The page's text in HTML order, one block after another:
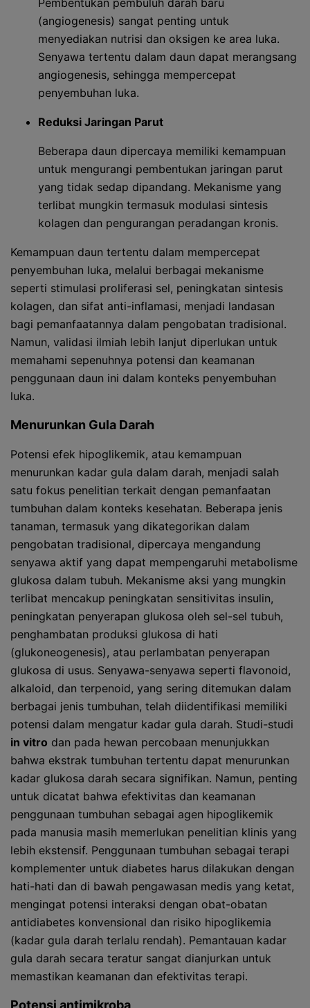
Pembentukan pembuluh darah baru
(angiogenesis) sangat penting untuk
menyediakan nutrisi dan oksigen ke area luka.
Senyawa tertentu dalam daun dapat merangsang
angiogenesis, sehingga mempercepat
penyembuhan luka.
Reduksi Jaringan Parut
Beberapa daun dipercaya memiliki kemampuan
untuk mengurangi pembentukan jaringan parut
yang tidak sedap dipandang. Mekanisme yang
terlibat mungkin termasuk modulasi sintesis
kolagen dan pengurangan peradangan kronis.
Kemampuan daun tertentu dalam mempercepat
penyembuhan luka, melalui berbagai mekanisme
seperti stimulasi proliferasi sel, peningkatan sintesis
kolagen, dan sifat anti-inflamasi, menjadi landasan
bagi pemanfaatannya dalam pengobatan tradisional.
Namun, validasi ilmiah lebih lanjut diperlukan untuk
memahami sepenuhnya potensi dan keamanan
penggunaan daun ini dalam konteks penyembuhan
luka.
Menurunkan Gula Darah
Potensi efek hipoglikemik, atau kemampuan
menurunkan kadar gula dalam darah, menjadi salah
satu fokus penelitian terkait dengan pemanfaatan
tumbuhan dalam konteks kesehatan. Beberapa jenis
tanaman, termasuk yang dikategorikan dalam
pengobatan tradisional, dipercaya mengandung
senyawa aktif yang dapat mempengaruhi metabolisme
glukosa dalam tubuh. Mekanisme aksi yang mungkin
terlibat mencakup peningkatan sensitivitas insulin,
peningkatan penyerapan glukosa oleh sel-sel tubuh,
penghambatan produksi glukosa di hati
(glukoneogenesis), atau perlambatan penyerapan
glukosa di usus. Senyawa-senyawa seperti flavonoid,
alkaloid, dan terpenoid, yang sering ditemukan dalam
berbagai jenis tumbuhan, telah diidentifikasi memiliki
potensi dalam mengatur kadar gula darah. Studi-studi
in vitro dan pada hewan percobaan menunjukkan
bahwa ekstrak tumbuhan tertentu dapat menurunkan
kadar glukosa darah secara signifikan. Namun, penting
untuk dicatat bahwa efektivitas dan keamanan
penggunaan tumbuhan sebagai agen hipoglikemik
pada manusia masih memerlukan penelitian klinis yang
lebih ekstensif. Penggunaan tumbuhan sebagai terapi
komplementer untuk diabetes harus dilakukan dengan
hati-hati dan di bawah pengawasan medis yang ketat,
mengingat potensi interaksi dengan obat-obatan
antidiabetes konvensional dan risiko hipoglikemia
(kadar gula darah terlalu rendah). Pemantauan kadar
gula darah secara teratur sangat dianjurkan untuk
memastikan keamanan dan efektivitas terapi.
Potensi antimikroba